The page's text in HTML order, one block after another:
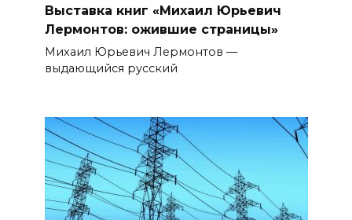
Выставка книг «Михаил Юрьевич
Лермонтов: ожившие страницы»
Михаил Юрьевич Лермонтов —
выдающийся русский